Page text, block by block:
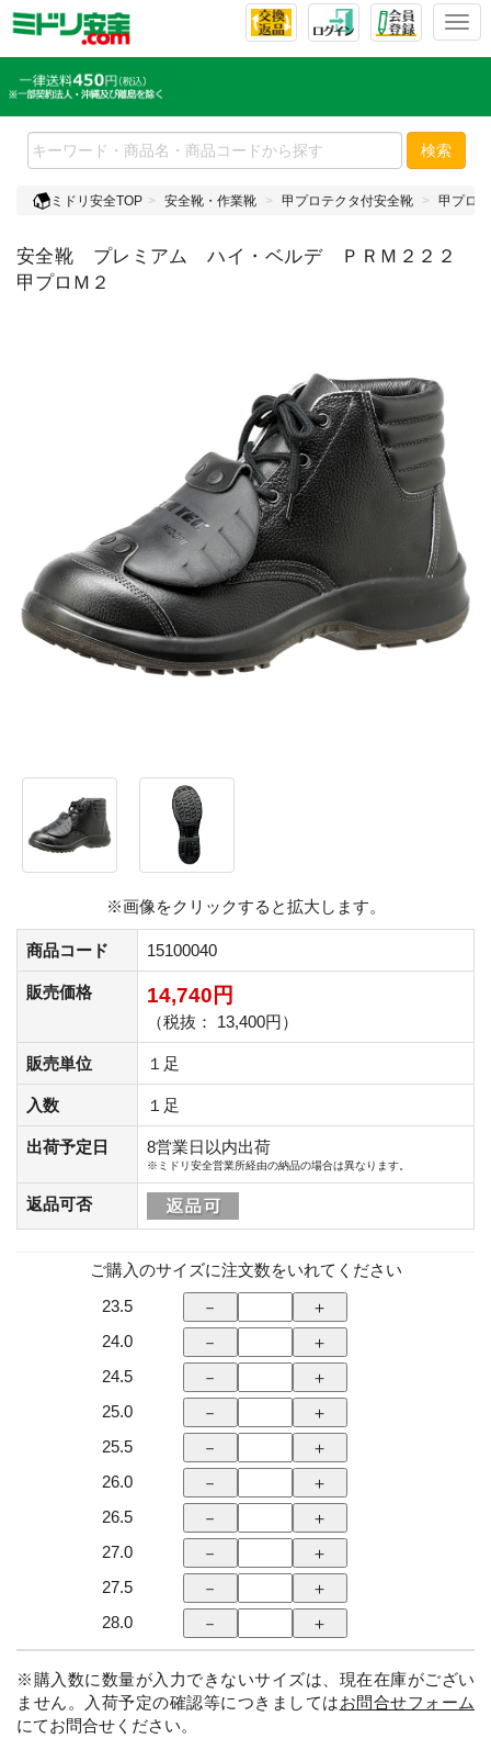
T
l
e
n
v
検索
ミドリ安全TOP 安全靴・作業靴 甲プロテクタ付安全靴 甲プロ
安全靴 プレミアム ハイ・ベルデ ＰＲＭ２２２
甲プロＭ２
※画像をクリックすると拡大します。
商品コード 15100040
販売価格 14,740円
（税抜： 13,400円）
販売単位 １足
入数 １足
出荷予定日 8営業日以内出荷
※ミドリ安全営業所経由の納品の場合は異なります。
返品可否
ご購入のサイズに注文数をいれてください
23.5
24.0
24.5
25.0
25.5
26.0
26.5
27.0
27.5
28.0
※購入数に数量が入力できないサイズは、現在在庫がござい
ません。入荷予定の確認等につきましてはお問合せフォーム
にてお問合せください。